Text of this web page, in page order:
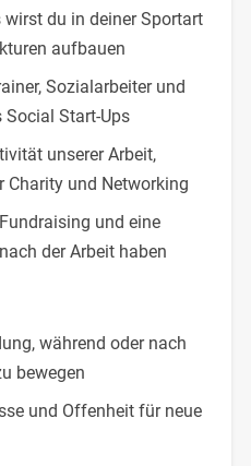
wirst du in deiner Sportart
aufbauen
Sozialarbeiter und
Social Start-Ups
unserer Arbeit,
Charity und Networking
und eine
der Arbeit haben
während oder nach
bewegen
und Offenheit für neue